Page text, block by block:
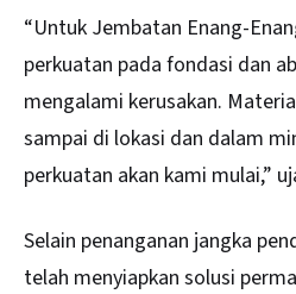
“Untuk Jembatan Enang-
perkuatan pada fondasi dan
mengalami kerusakan.
sampai di lokasi dan dalam
perkuatan akan kami mulai,”
Selain penanganan jangka
telah menyiapkan solusi